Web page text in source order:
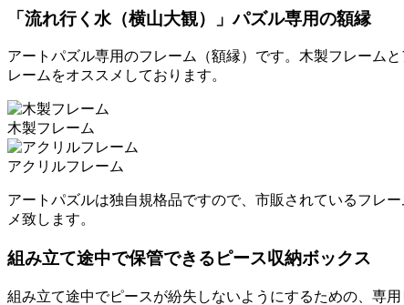
「流れ行く水（横山大観）」パズル専用の額縁
アートパズル専用のフレーム（額縁）です。木製フレーム
レームをオススメしております。
木製フレーム
アクリルフレーム
アートパズルは独自規格品ですので、市販されているフレ
メ致します。
組み立て途中で保管できるピース収納ボックス
組み立て途中でピースが紛失しないようにするための、専